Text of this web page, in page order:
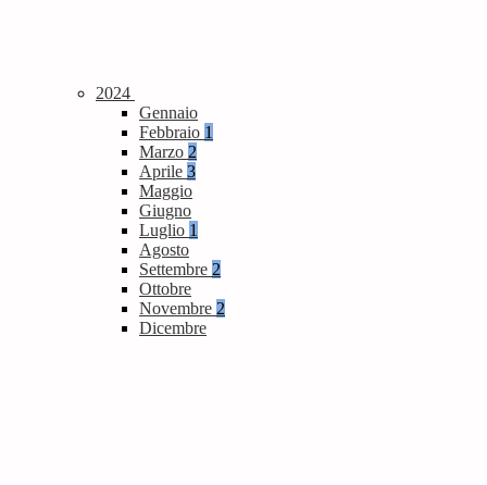
2024
Gennaio
Febbraio 1
Marzo 2
Aprile 3
Maggio
Giugno
Luglio 1
Agosto
Settembre 2
Ottobre
Novembre 2
Dicembre